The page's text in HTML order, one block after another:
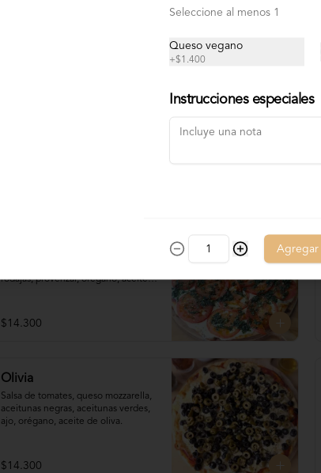
rodajas, provenzal, orégano, aceite
$14.300
Olivia
Salsa de tomates, queso mozzarella,
aceitunas negras, aceitunas verdes,
ajo, orégano, aceite de oliva.
$14.300
Seleccione al menos 1
Queso vegano
+$1.400
Instrucciones especiales
Agregar